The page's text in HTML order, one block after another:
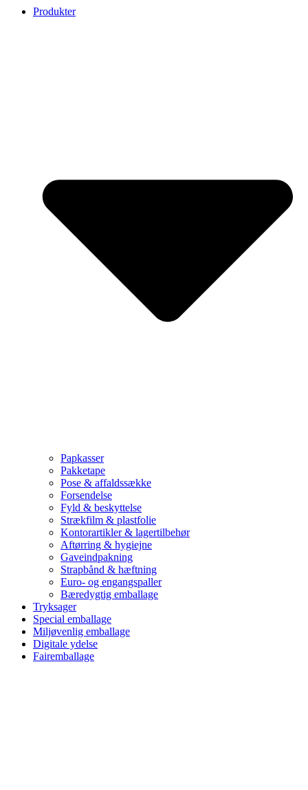
Produkter
Papkasser
Pakketape
Pose & affaldssække
Forsendelse
Fyld & beskyttelse
Strækfilm & plastfolie
Kontorartikler & lagertilbehør
Aftørring & hygiejne
Gaveindpakning
Strapbånd & hæftning
Euro- og engangspaller
Bæredygtig emballage
Tryksager
Special emballage
Miljøvenlig emballage
Digitale ydelse
Fairemballage